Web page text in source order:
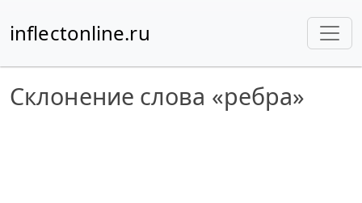
inflectonline.ru
Склонение слова «ребра»